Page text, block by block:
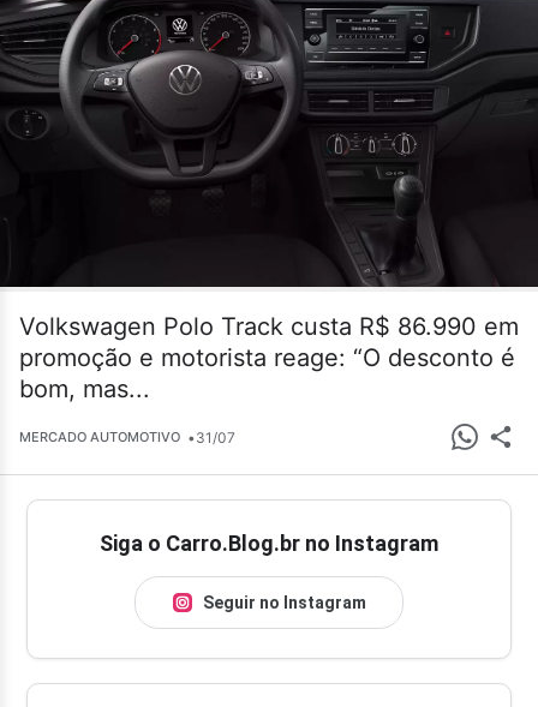
Volkswagen Polo Track custa R$ 86.990 em
promoção e motorista reage: “O desconto é
bom, mas...
MERCADO AUTOMOTIVO •31/07
Siga o Carro.Blog.br no Instagram
Seguir no Instagram